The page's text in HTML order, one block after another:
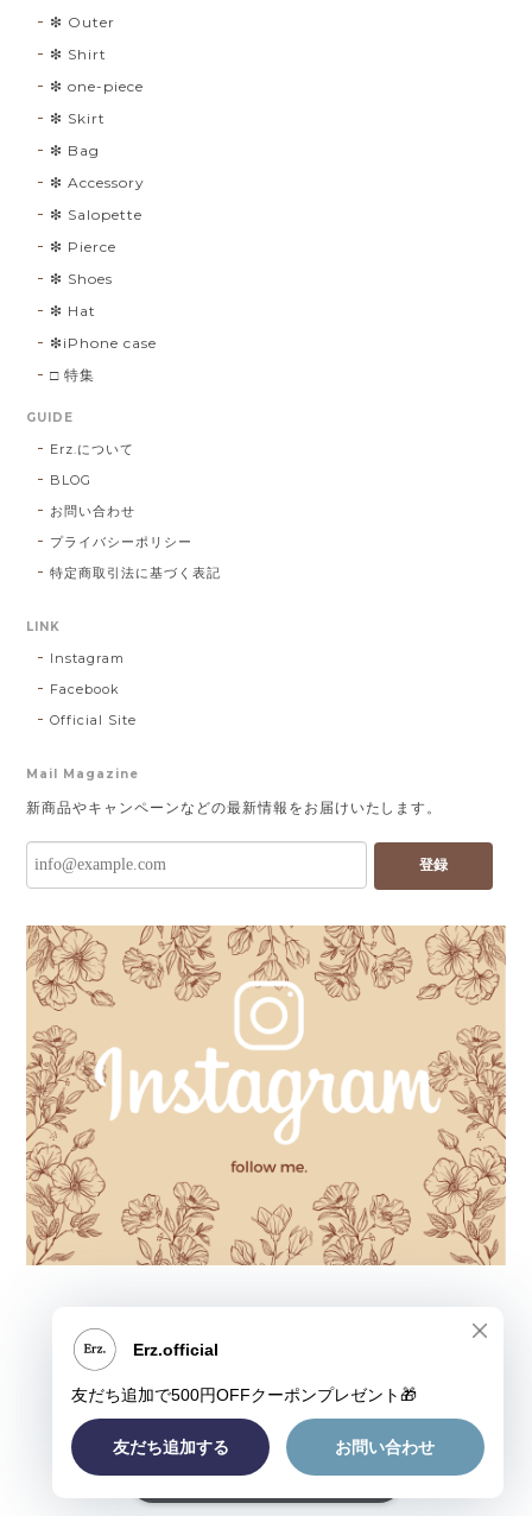
❇︎ Outer
❇︎ Shirt
❇︎ one-piece
❇︎ Skirt
❇︎ Bag
❇︎ Accessory
❇︎ Salopette
❇︎ Pierce
❇︎ Shoes
❇︎ Hat
❇︎iPhone case
□ 特集
GUIDE
Erz.について
BLOG
お問い合わせ
プライバシーポリシー
特定商取引法に基づく表記
LINK
Instagram
Facebook
Official Site
Mail Magazine
新商品やキャンペーンなどの最新情報をお届けいたします。
登録
ショップに質問する